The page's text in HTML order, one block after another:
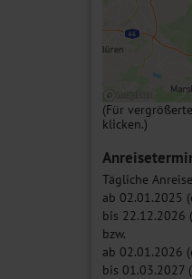
(Für
klicken.)
Tägliche
ab 02.01.2025
bis 22.12.2026
bzw.
ab 02.01.2026
bis 01.03.2027